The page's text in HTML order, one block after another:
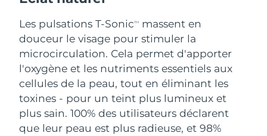
Les pulsations T-SonicTM
massent en
douceur le visage pour stimuler la
microcirculation. Cela permet d'apporter
l'oxygène et les nutriments essentiels aux
cellules de la peau, tout en éliminant les
toxines - pour un teint plus lumineux et
plus sain. 100% des utilisateurs déclarent
que leur peau est plus radieuse, et 98%